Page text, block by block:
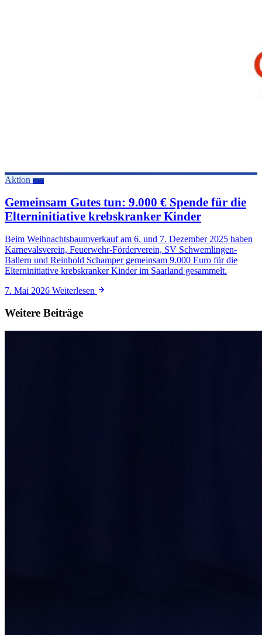
Aktion Neu
Gemeinsam Gutes tun: 9.000 € Spende für die
Elterninitiative krebskranker Kinder
Beim Weihnachtsbaumverkauf am 6. und 7. Dezember 2025 haben
Karnevalsverein, Feuerwehr-Förderverein, SV Schwemlingen-
Ballern und Reinhold Schamper gemeinsam 9.000 Euro für die
Elterninitiative krebskranker Kinder im Saarland gesammelt.
7. Mai 2026 Weiterlesen
Weitere Beiträge